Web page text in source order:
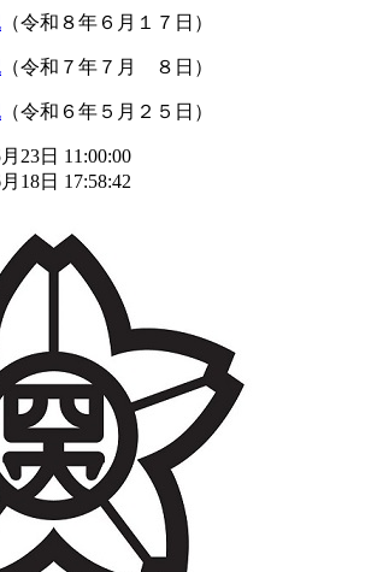
（令和８年６月１７日）
（令和７年７月 ８日）
（令和６年５月２５日）
23日 11:00:00
18日 17:58:42